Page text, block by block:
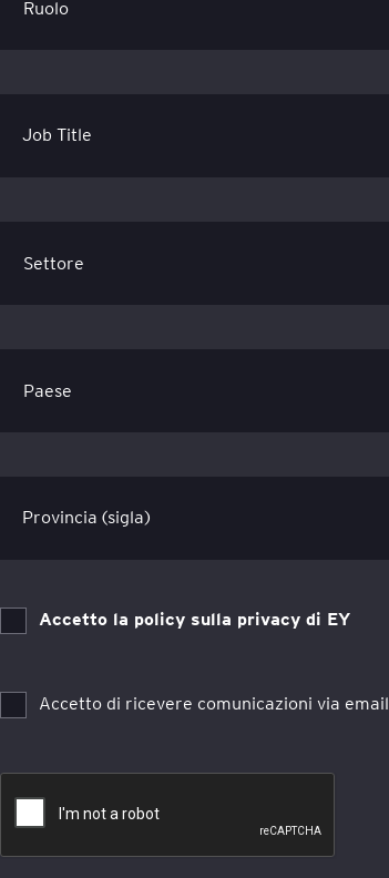
Job Title
Provincia (sigla)
Accetto la policy sulla privacy di EY
Accetto di ricevere comunicazioni via email